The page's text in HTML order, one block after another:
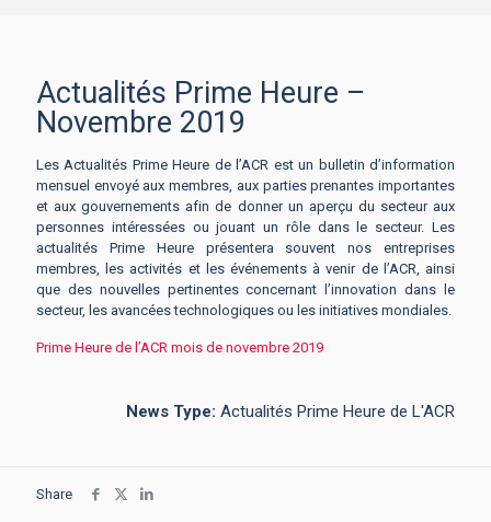
Actualités Prime Heure –
Novembre 2019
Les Actualités Prime Heure de l’ACR est un bulletin d’information
mensuel envoyé aux membres, aux parties prenantes importantes
et aux gouvernements afin de donner un aperçu du secteur aux
personnes intéressées ou jouant un rôle dans le secteur. Les
actualités Prime Heure présentera souvent nos entreprises
membres, les activités et les événements à venir de l’ACR, ainsi
que des nouvelles pertinentes concernant l’innovation dans le
secteur, les avancées technologiques ou les initiatives mondiales.
Prime Heure de l’ACR mois de novembre 2019
News Type: Actualités Prime Heure de L'ACR
Share